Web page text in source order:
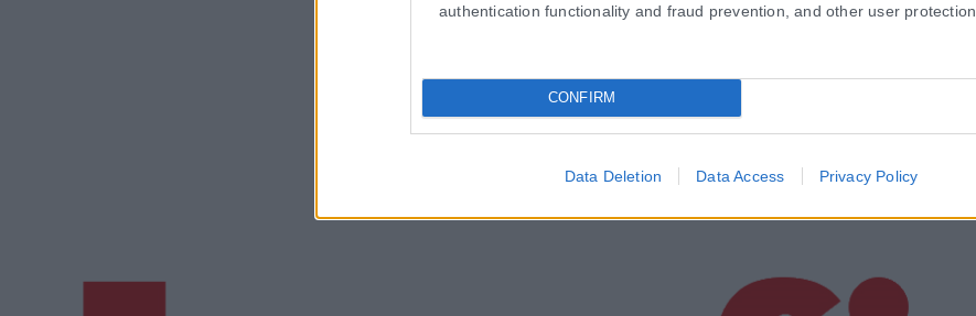
authentication functionality and fraud prevention, and other user protection.
CONFIRM
Data Deletion Data Access Privacy Policy